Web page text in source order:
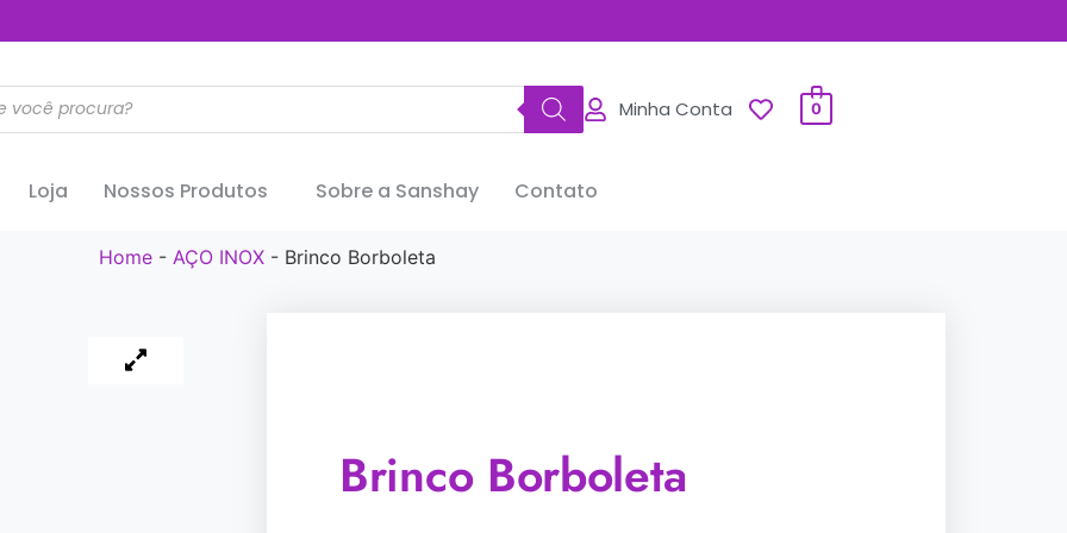
Minha Conta 0
Loja Nossos Produtos Sobre a Sanshay Contato
Home- AÇO INOX- Brinco Borboleta
Brinco Borboleta